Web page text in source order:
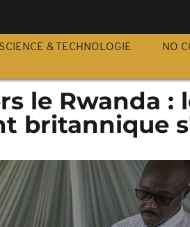
SCIENCE & TECHNOLOGIE NO
le Rwanda :
britannique